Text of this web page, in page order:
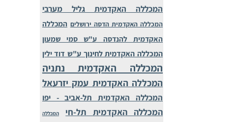
המכללה האקדמית גליל מערבי
המכללה האקדמית הדסה ירושלים המכללה
האקדמית להנדסה ע"ש סמי שמעון
המכללה האקדמית לחינוך ע"ש דוד ילין
המכללה האקדמית נתניה
המכללה האקדמית עמק יזרעאל
המכללה האקדמית תל-אביב - יפו
המכללה האקדמית תל-חי המכללה